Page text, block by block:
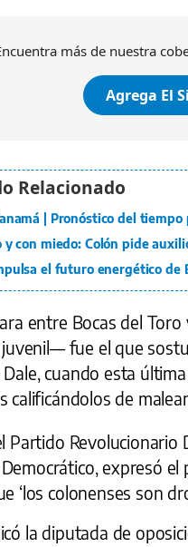
más de nuestra
Agrega El
| Pronóstico del
y con miedo: Colón pide
el futuro energético de
entre Bocas del
juvenil— fue el que
Dale, cuando esta
calificándolos de
Partido
expresó
‘los colonenses son
la diputada de